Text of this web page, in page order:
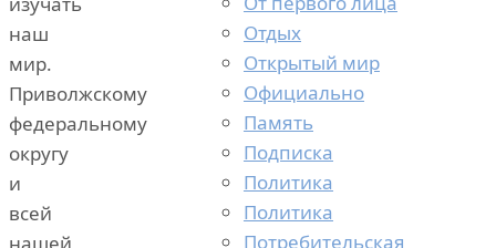
наш
мир.
Приволжскому
федеральному
округу
и
всей
Отдых
Открытый мир
Официально
Память
Подписка
Политика
Политика
Потребительская